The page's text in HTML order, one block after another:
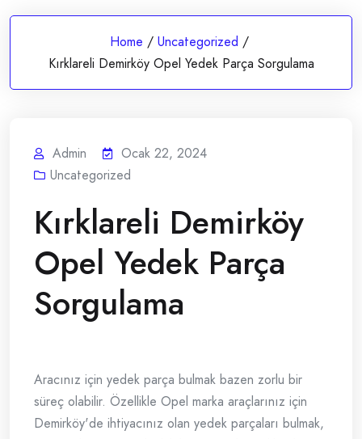
Home / Uncategorized /
Kırklareli Demirköy Opel Yedek Parça Sorgulama
Admin
Ocak 22, 2024
Uncategorized
Kırklareli Demirköy
Opel Yedek Parça
Sorgulama
Aracınız için yedek parça bulmak bazen zorlu bir
süreç olabilir. Özellikle Opel marka araçlarınız için
Demirköy'de ihtiyacınız olan yedek parçaları bulmak,